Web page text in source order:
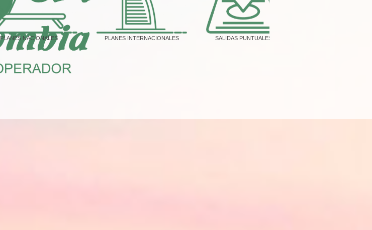
PLANES NACIONALES PLANES INTERNACIONALES SALIDAS PUNTUALES